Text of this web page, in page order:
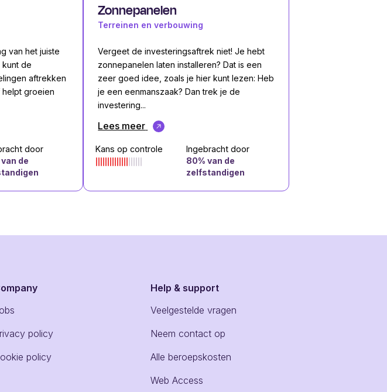
van het juiste
de
aftrekken
groeien
door
van de
Zonnepanelen
Terreinen en verbouwing
Vergeet de investeringsaftrek niet! Je hebt
zonnepanelen laten installeren? Dat is een
zeer goed idee, zoals je hier kunt lezen: Heb
je een eenmanszaak? Dan trek je de
investering...
Lees meer
Kans op controle
Ingebracht door
80% van de
zelfstandigen
policy
policy
Help & support
Veelgestelde vragen
Neem contact op
Alle beroepskosten
Web Access